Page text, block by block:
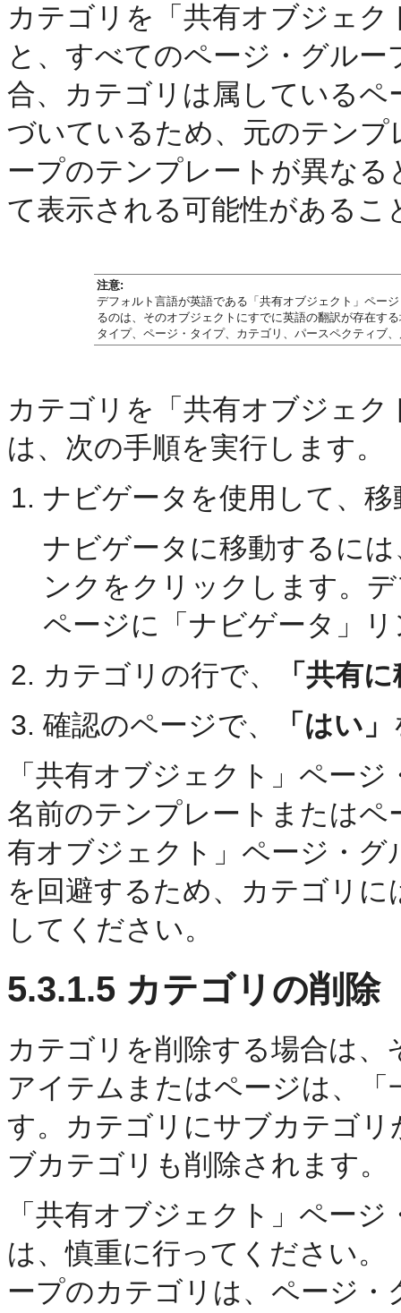
カテゴリを「共有オブジェ
と、すべてのページ・グル
合、カテゴリは属している
づいているため、元のテン
ープのテンプレートが異な
て表示される可能性がある
注意:
デフォルト言語が英語である「共有オブジェクト」ペー
るのは、そのオブジェクトにすでに英語の翻訳が存在す
タイプ、ページ・タイプ、カテゴリ、パースペクティブ
カテゴリを「共有オブジェ
は、次の手順を実行します。
ナビゲータを使用して、
ナビゲータに移動するに
ンクをクリックします。
ページに「ナビゲータ」
カテゴリの行で、
「共有
確認のページで、
「はい」
「共有オブジェクト」ペー
名前のテンプレートまたは
有オブジェクト」ページ・
を回避するため、カテゴリ
してください。
5.3.1.5 カテゴリの削除
カテゴリを削除する場合は
アイテムまたはページは、
す。カテゴリにサブカテゴ
ブカテゴリも削除されます。
「共有オブジェクト」ペー
は、慎重に行ってください
ープのカテゴリは、ページ